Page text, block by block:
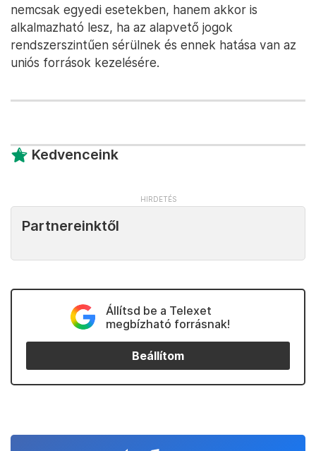
nemcsak egyedi esetekben, hanem akkor is
alkalmazható lesz, ha az alapvető jogok
rendszerszintűen sérülnek és ennek hatása van az
uniós források kezelésére.
Kedvenceink
Partnereinktől
Állítsd be a Telexet
megbízható forrásnak!
Beállítom